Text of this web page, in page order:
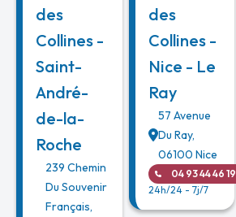
des
Collines -
Saint-
André-
de-la-
Roche
239 Chemin
Du Souvenir
Français,
des
Collines -
Nice - Le
Ray
57 Avenue
Du Ray,
06100 Nice
04 93 44 46 19
24h/24 - 7j/7